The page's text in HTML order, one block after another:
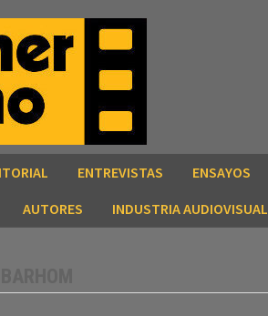
ENTREVISTAS ENSAYOS
AUTORES INDUSTRIA AUDIOVISUAL